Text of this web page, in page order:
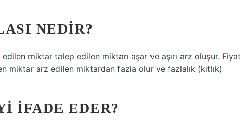
NEDIR?
miktar talep edilen miktarı aşar ve aşırı arz oluşur. Fiyat
miktar arz edilen miktardan fazla olur ve fazlalık (kıtlık)
IFADE EDER?